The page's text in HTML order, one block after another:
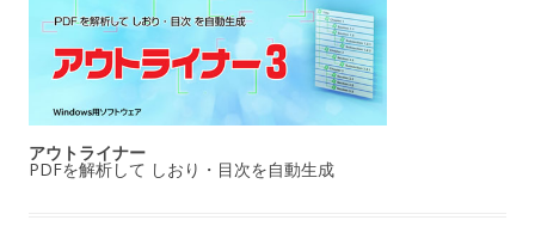
アウトライナー
PDFを解析して しおり・目次を自動生成